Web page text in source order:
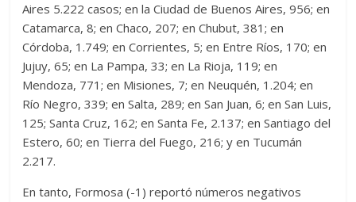
Aires 5.222 casos; en la Ciudad de Buenos Aires, 956; en
Catamarca, 8; en Chaco, 207; en Chubut, 381; en
Córdoba, 1.749; en Corrientes, 5; en Entre Ríos, 170; en
Jujuy, 65; en La Pampa, 33; en La Rioja, 119; en
Mendoza, 771; en Misiones, 7; en Neuquén, 1.204; en
Río Negro, 339; en Salta, 289; en San Juan, 6; en San Luis,
125; Santa Cruz, 162; en Santa Fe, 2.137; en Santiago del
Estero, 60; en Tierra del Fuego, 216; y en Tucumán
2.217.
En tanto, Formosa (-1) reportó números negativos